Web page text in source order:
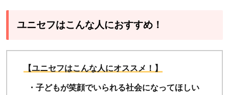
セフ
んな
人に
おす
ユニセフはこんな人におすすめ！
【ユニセフはこんな人にオススメ！】
・子どもが笑顔でいられる社会になってほしい